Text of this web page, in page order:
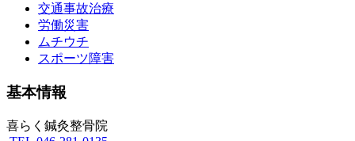
交通事故治療
労働災害
ムチウチ
スポーツ障害
基本情報
喜らく鍼灸整骨院